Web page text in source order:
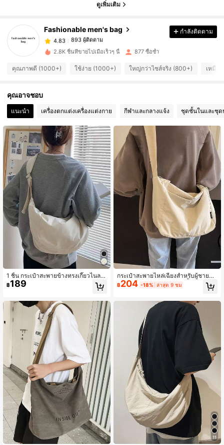
ดูเพิ่มเติม
Fashionable men's bag
893 ผู้ติดตาม
4.83
893 ผู้ติดตาม
b***2
1 วันที่ผ่านมา
4.83 893 ผู้ติดตาม
4.83 893 ผู้ติดตาม
4.83 893 ผู้ติดตาม
4.83 893 ผู้ติดตาม
4.83 893 ผู้ติดตาม
4.83 893 ผู้ติดตาม
893 ผู้ติดตาม
กำลังติดตาม
2.8K ชิ้นที่ขายไปเมื่อเร็วๆ นี้ 877 ซื้อซ้ำ
คุณภาพดี (1000+) ใช้ง่าย (1000+) ใหญ่กว่าไซส์จริง (800+) เหมือ
คุณอาจชอบ
แนะนำ เครื่องตกแต่งเครื่องแต่งกาย กีฬาและกลางแจ้ง ชุดชั้นในและชุด
1 ชิ้น กระเป๋าสะพายข้างทรงเกี๊ยวไนลอ
นลำลอง, กระเป๋าสะพายไหล่เอนกประส
งค์ความจุขนาดใหญ่ น้ำหนักเบา ยูนิเซ
฿189
กระเป๋าสะพายไหล่เฉียงสำหรับผู้ชายแบ
บใหม่, กระเป๋าสะพายข้างสีพื้นเรียบง่าย
อเนกประสงค์, เหมาะสำหรับใช้ในชีวิต
ว, การเดินทาง, ความจุขนาดใหญ่
฿204 -18% ล่าสุด 9 ชม
11